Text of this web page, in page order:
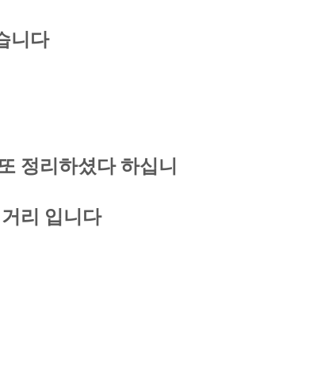
니다
정리하셨다 하십니
리 입니다